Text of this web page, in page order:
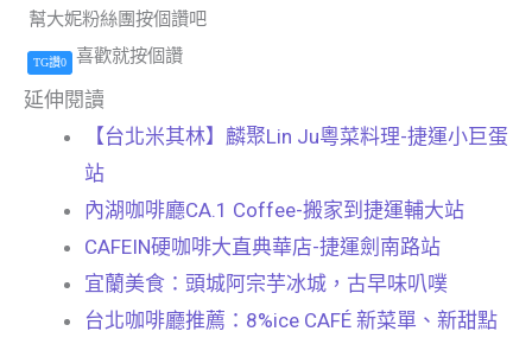
幫大妮粉絲團按個讚吧
TG讚0 喜歡就按個讚
延伸閱讀
【台北米其林】麟聚Lin Ju粵菜料理-捷運小巨蛋
站
內湖咖啡廳CA.1 Coffee-搬家到捷運輔大站
CAFEIN硬咖啡大直典華店-捷運劍南路站
宜蘭美食：頭城阿宗芋冰城，古早味叭噗
台北咖啡廳推薦：8%ice CAFÉ 新菜單、新甜點